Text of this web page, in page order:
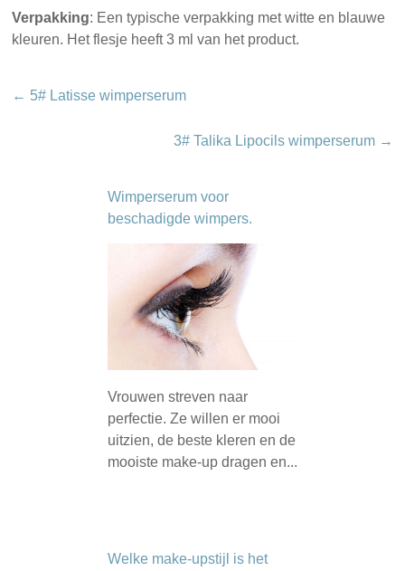
Verpakking: Een typische verpakking met witte en blauwe
kleuren. Het flesje heeft 3 ml van het product.
← 5# Latisse wimperserum
3# Talika Lipocils wimperserum →
Wimperserum voor
beschadigde wimpers.
Vrouwen streven naar
perfectie. Ze willen er mooi
uitzien, de beste kleren en de
mooiste make-up dragen en...
Welke make-upstijl is het